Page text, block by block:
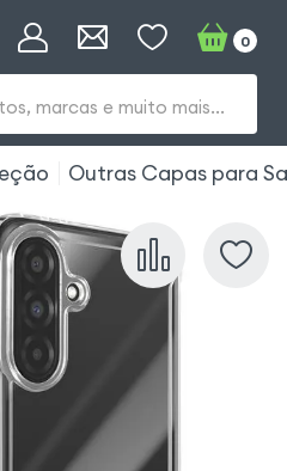
marcas e muito mais...
0
Outras Capas para